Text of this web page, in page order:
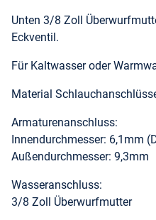
Unten 3/8 Zoll
Eckventil.
Für Kaltwasser oder
Material
Armaturenanschluss:
Innendurchmesser: 6,1mm
Außendurchmesser: 9,3mm
Wasseranschluss:
3/8 Zoll Überwurfmutter